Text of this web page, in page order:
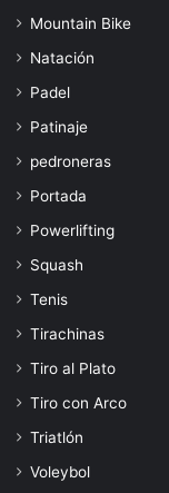
Mountain Bike
Natación
Padel
Patinaje
pedroneras
Portada
Powerlifting
Squash
Tenis
Tirachinas
Tiro al Plato
Tiro con Arco
Triatlón
Voleybol